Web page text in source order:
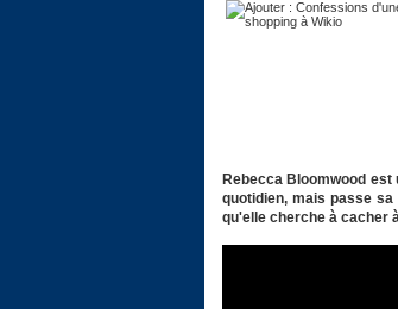
Rebecca Bloomwood
quotidien, mais passe
qu'elle cherche à cacher